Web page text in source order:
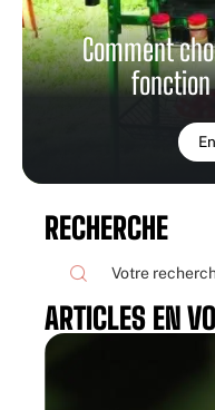
Comment
RECHERCHE
ARTICLES EN